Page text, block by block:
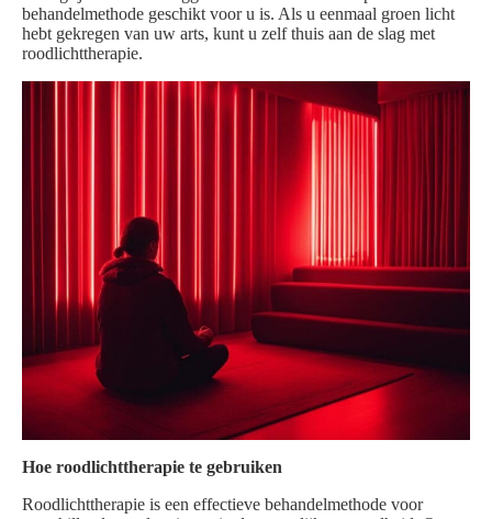
behandelmethode geschikt voor u is. Als u eenmaal groen licht
hebt gekregen van uw arts, kunt u zelf thuis aan de slag met
roodlichttherapie.
Hoe roodlichttherapie te gebruiken
Roodlichttherapie is een effectieve behandelmethode voor